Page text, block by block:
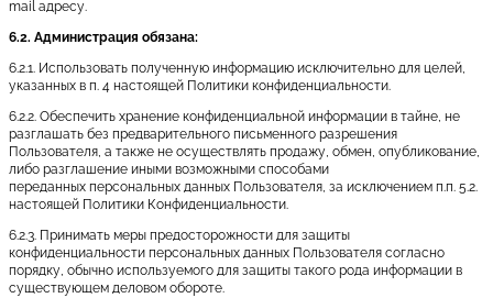
mail адресу.
6.2. Администрация обязана:
6.2.1. Использовать полученную информацию исключительно для целей,
указанных в п. 4 настоящей Политики конфиденциальности.
6.2.2. Обеспечить хранение конфиденциальной информации в тайне, не
разглашать без предварительного письменного разрешения
Пользователя, а также не осуществлять продажу, обмен, опубликование,
либо разглашение иными возможными способами
переданных персональных данных Пользователя, за исключением п.п. 5.2.
настоящей Политики Конфиденциальности.
6.2.3. Принимать меры предосторожности для защиты
конфиденциальности персональных данных Пользователя согласно
порядку, обычно используемого для защиты такого рода информации в
существующем деловом обороте.